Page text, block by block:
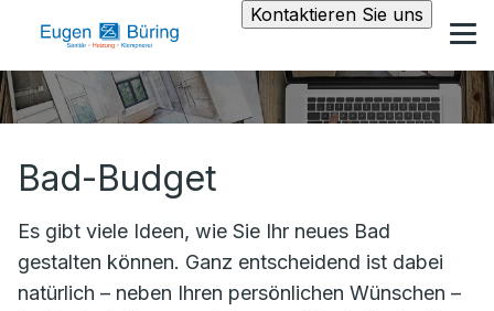
Kontaktieren Sie uns
Bad-Budget
Es gibt viele Ideen, wie Sie Ihr neues Bad
gestalten können. Ganz entscheidend ist dabei
natürlich – neben Ihren persönlichen Wünschen –